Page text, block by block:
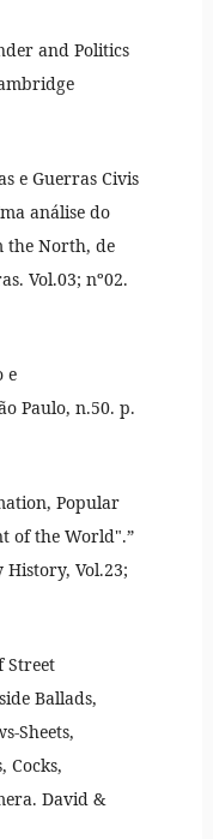
and Politics
e Guerras Civis
análise do
the North, de
Vol.03; nº02.
e
Paulo, n.50. p.
Popular
of the World".”
Vol.23;
Street
Ballads,
Sheets,
Cocks,
David &